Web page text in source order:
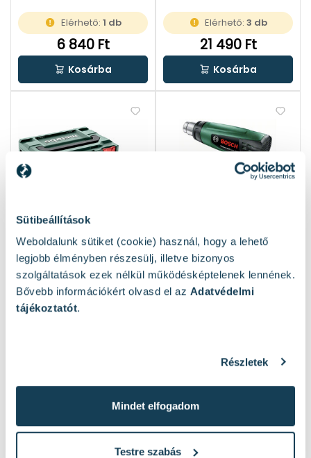
Sütibeállítások
Weboldalunk sütiket (cookie) használ, hogy a lehető
legjobb élményben részesülj, illetve bizonyos
szolgáltatások ezek nélkül működésképtelenek lennének.
Bővebb információkért olvasd el az Adatvédelmi
tájékoztatót.
Részletek
Mindet elfogadom
Testre szabás
Kartondobozban
Elérhető: 1 db
6 840 Ft
Kosárba
1600 W | Kartondobozban
Elérhető:3 db
21 490 Ft
Kosárba
Metabo HGS 22-630
elektromos kézi
hőlégfúvó 80 - 630 °C |
0,15 m³/perc | 2200 W |
metaBOX-ban
Bosch UniversalHeat
600 elektromos kézi
hőlégfúvó 50 - 600 °C |
1 / 2 oldal(39 elem)